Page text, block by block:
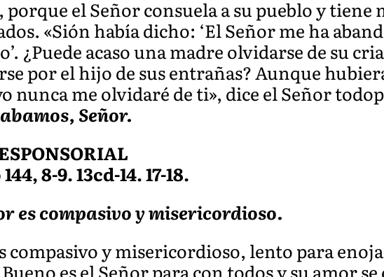
el Señor consuela a su pueblo y tiene
«Sión había dicho: ‘El Señor me ha
¿Puede acaso una madre olvidarse de su
por el hijo de sus entrañas? Aunque
nunca me olvidaré de ti», dice el Señor
Señor.
8-9. 13cd-14. 17-18.
es compasivo y misericordioso.
compasivo y misericordioso, lento para
es el Señor para con todos y su amor se